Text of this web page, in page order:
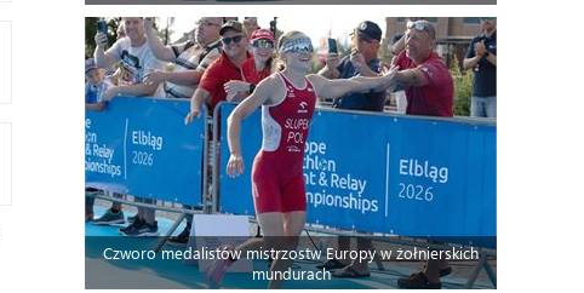
Czworo medalistów mistrzostw Europy w żołnierskich
mundurach